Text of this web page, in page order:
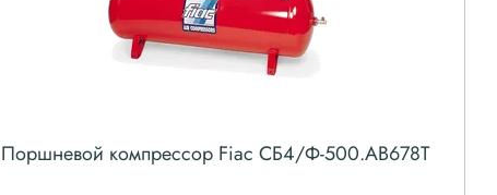
Поршневой компрессор Fiac СБ4/Ф-500.AB678Т